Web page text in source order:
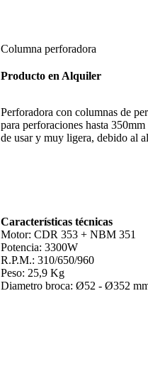
Columna perforadora
Producto en Alquiler
Perforadora con columnas de
para perforaciones hasta
de usar y muy ligera, debido al
Características técnicas
Motor: CDR 353 + NBM 351
Potencia: 3300W
R.P.M.: 310/650/960
Peso: 25,9 Kg
Diametro broca: Ø52 - Ø352